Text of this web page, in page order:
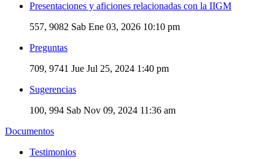
Presentaciones y aficiones relacionadas con la IIGM
557, 9082 Sab Ene 03, 2026 10:10 pm
Preguntas
709, 9741 Jue Jul 25, 2024 1:40 pm
Sugerencias
100, 994 Sab Nov 09, 2024 11:36 am
Documentos
Testimonios